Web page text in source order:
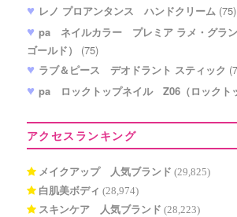
レノ プロアンタンス ハンドクリーム (75)
pa ネイルカラー プレミア ラメ・グラ
ゴールド）
(75)
ラブ＆ピース デオドラント スティック
pa ロックトップネイル Z06（ロックト
アクセスランキング
メイクアップ 人気ブランド (29,825)
白肌美ボディ (28,974)
スキンケア 人気ブランド (28,223)